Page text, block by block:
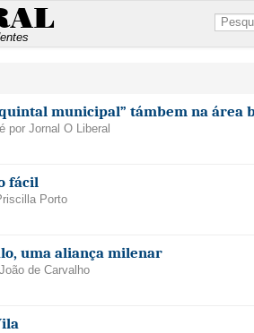
municipal” támbem na área
por Jornal O Liberal
fácil
Porto
uma aliança milenar
de Carvalho